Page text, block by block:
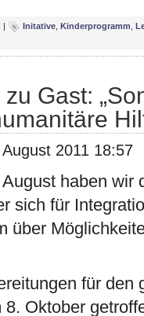
| Initative Kinderprogramm
Gast:
2011 18:57
haben wir
sich für
über
für den
Oktober